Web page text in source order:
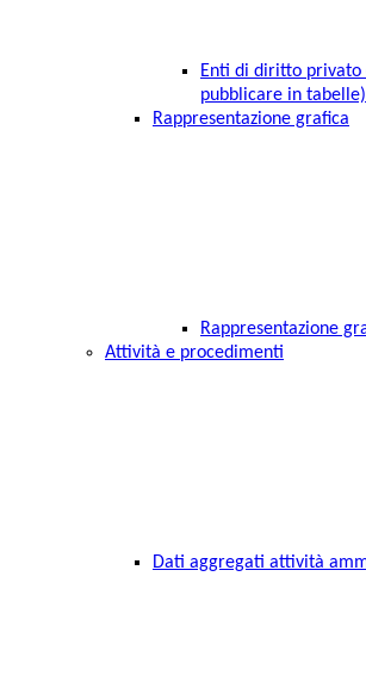
Enti di diritto
pubblicare in tabelle)
Rappresentazione grafica
Rappresentazione
Attività e procedimenti
Dati aggregati attività